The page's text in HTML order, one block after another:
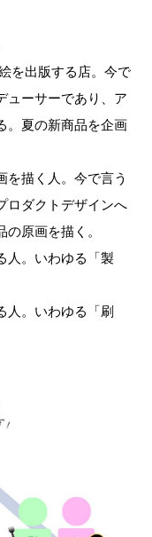
を出版する店。今で
ューサーであり、ア
。夏の新商品を企画
描く人。今で言う
ロダクトデザインへ
原画を描く。
人。いわゆる「製
。いわゆる「刷